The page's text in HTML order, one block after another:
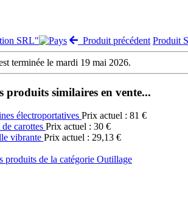
SRL"
Produit précédent Produit
terminée le mardi 19 mai 2026.
produits similaires en vente...
Prix actuel : 81 €
Prix actuel : 30 €
Prix actuel : 29,13 €
produits de la catégorie Outillage